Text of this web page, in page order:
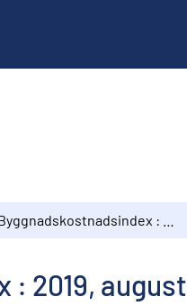
: 2019, august